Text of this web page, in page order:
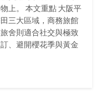
上。 本文重點 大阪平
三大區域，商務旅館
舍則適合社交與極致
、避開櫻花季與黃金